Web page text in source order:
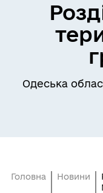
Одеська
Головна Новини